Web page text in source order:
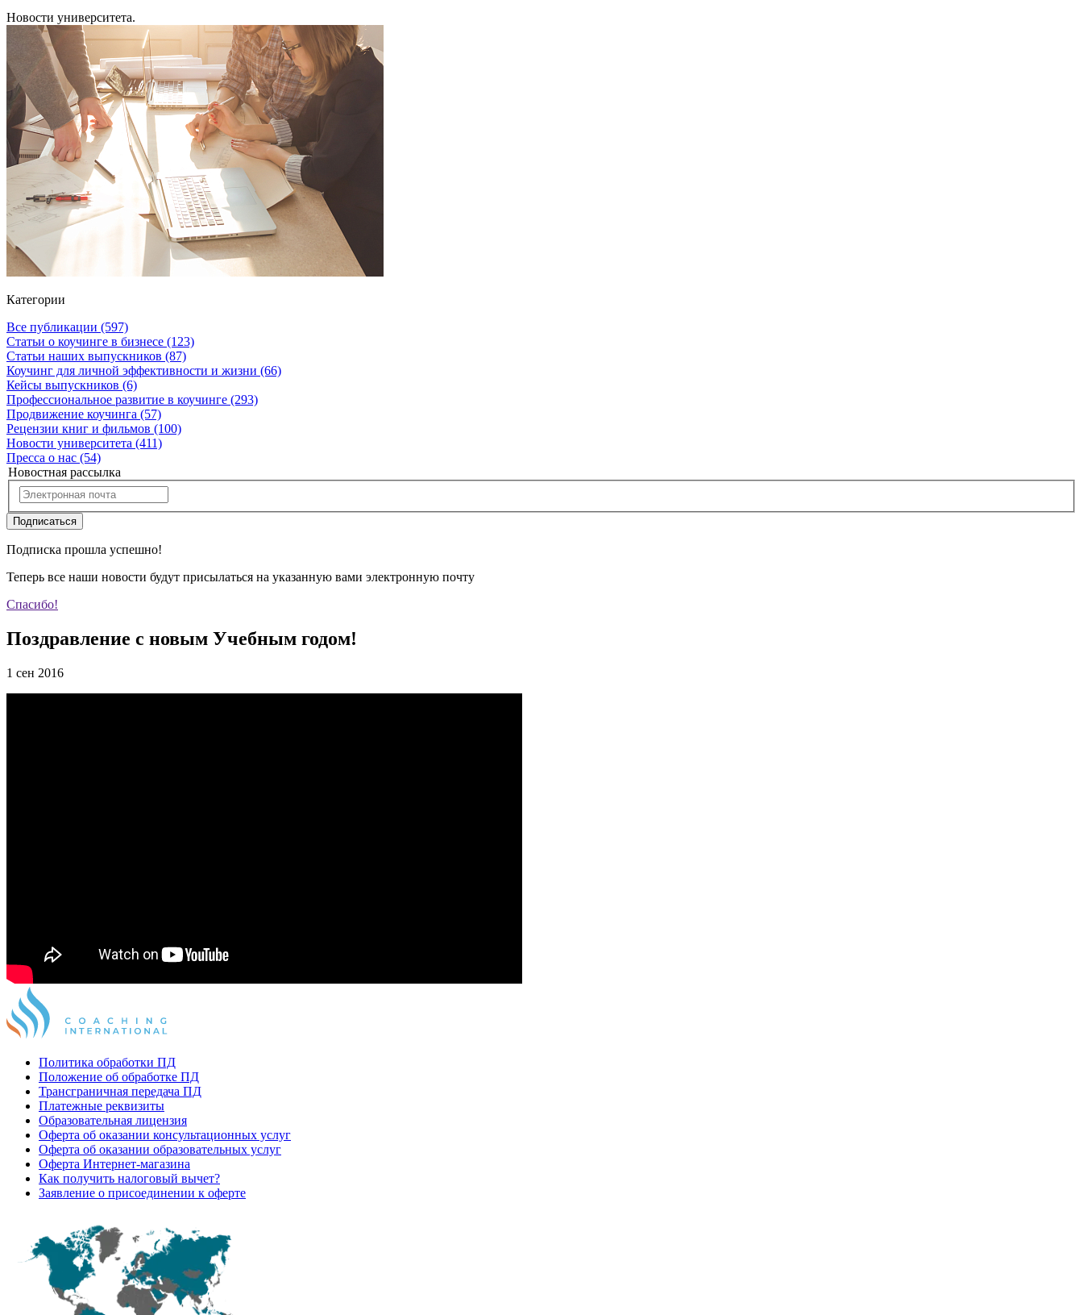
Новости университета.
Категории
Все публикации (597)
Статьи о коучинге в бизнесе (123)
Статьи наших выпускников (87)
Коучинг для личной эффективности и жизни (66)
Кейсы выпускников (6)
Профессиональное развитие в коучинге (293)
Продвижение коучинга (57)
Рецензии книг и фильмов (100)
Новости университета (411)
Пресса о нас (54)
Новостная рассылка
Подписаться
Подписка прошла успешно!
Теперь все наши новости будут присылаться на указанную вами электронную почту
Спасибо!
Поздравление с новым Учебным годом!
1 сен 2016
Политика обработки ПД
Положение об обработке ПД
Трансграничная передача ПД
Платежные реквизиты
Образовательная лицензия
Оферта об оказании консультационных услуг
Оферта об оказании образовательных услуг
Оферта Интернет-магазина
Как получить налоговый вычет?
Заявление о присоединении к оферте